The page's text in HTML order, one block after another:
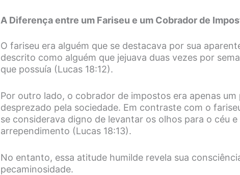
A Diferença entre um Fariseu e um Cobrador de
O fariseu era alguém que se destacava por sua
descrito como alguém que jejuava duas vezes por
que possuía (Lucas 18:12).
Por outro lado, o cobrador de impostos era apenas
desprezado pela sociedade. Em contraste com o
se considerava digno de levantar os olhos para o céu
arrependimento (Lucas 18:13).
No entanto, essa atitude humilde revela sua
pecaminosidade.